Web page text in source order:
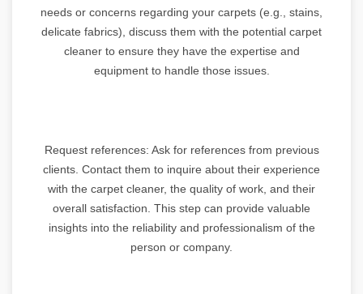
needs or concerns regarding your carpets (e.g., stains,
delicate fabrics), discuss them with the potential carpet
cleaner to ensure they have the expertise and
equipment to handle those issues.
Request references: Ask for references from previous
clients. Contact them to inquire about their experience
with the carpet cleaner, the quality of work, and their
overall satisfaction. This step can provide valuable
insights into the reliability and professionalism of the
person or company.